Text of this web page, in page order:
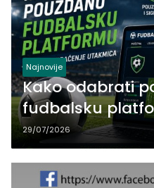
Najnovije
Kako odabrati
fudbalsku
praćenje
29/07/2026